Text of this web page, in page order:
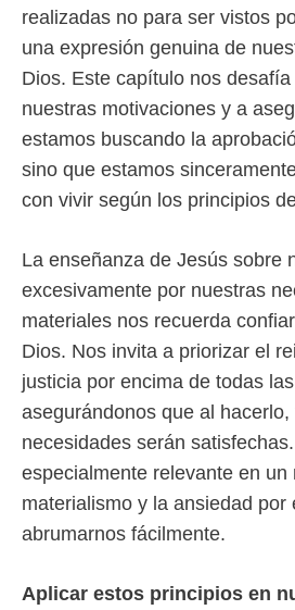
realizadas no para ser vistos
una expresión genuina de
Dios. Este capítulo nos
nuestras motivaciones y a
estamos buscando la
sino que estamos
con vivir según los principios
La enseñanza de Jesús sobre
excesivamente por nuestras
materiales nos recuerda
Dios. Nos invita a priorizar el
justicia por encima de todas
asegurándonos que al
necesidades serán
especialmente relevante en un
materialismo y la ansiedad por
abrumarnos fácilmente.
Aplicar estos principios en